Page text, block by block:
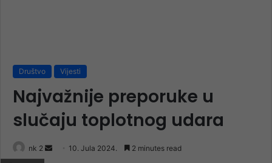
Društvo Vijesti
Najvažnije preporuke u
slučaju toplotnog udara
nk 2
Send 10. Jula 2024. 2 minutes read